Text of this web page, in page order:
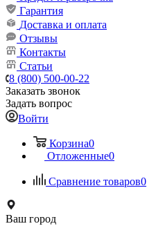
Гарантия
Доставка и оплата
Отзывы
Контакты
Статьи
8 (800) 500-00-22
Заказать звонок
Задать вопрос
Войти
Корзина0
Отложенные0
Сравнение товаров0
Ваш город